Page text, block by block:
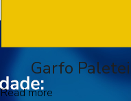
Garfo
Read more